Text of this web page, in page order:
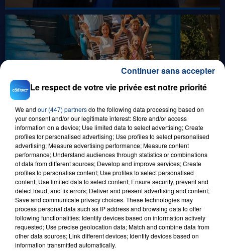
8 août 2026
GAGNEZ VOS ENTRÉES EN FAMILLE À
BAGATELLE !
1er août 2026
GAGNEZ VOS ENTRÉES POUR TOUTE LA
FAMILLE À PLOPSAQUA !
Le respect de votre vie privée est notre priorité
We and our (447) partnersdo the following data processing based on
your consent and/or our legitimate interest: Store and/or access
information on a device; Use limited data to select advertising; Create
profiles for personalised advertising; Use profiles to select personalised
advertising; Measure advertising performance; Measure content
performance; Understand audiences through statistics or combinations
of data from different sources; Develop and improve services; Create
profiles to personalise content; Use profiles to select personalised
content; Use limited data to select content; Ensure security, prevent and
detect fraud, and fix errors; Deliver and present advertising and content;
Save and communicate privacy choices. These technologies may
process personal data such as IP address and browsing data to offer
following functionalities: Identify devices based on information actively
requested; Use precise geolocation data; Match and combine data from
other data sources; Link different devices; Identify devices based on
information transmitted automatically.
Continuer sans accepter